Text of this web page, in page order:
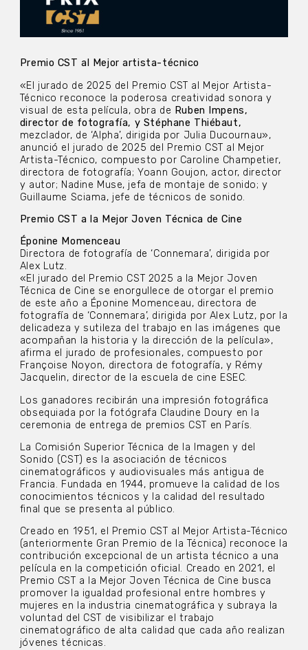
Premio CST al Mejor artista-técnico
«El jurado de 2025 del Premio CST al Mejor Artista-
Técnico reconoce la poderosa creatividad sonora y
visual de esta película, obra de Ruben Impens,
director de fotografía, y Stéphane Thiébaut,
mezclador, de ‘Alpha’, dirigida por Julia Ducournau»,
anunció el jurado de 2025 del Premio CST al Mejor
Artista-Técnico, compuesto por Caroline Champetier,
directora de fotografía; Yoann Goujon, actor, director
y autor; Nadine Muse, jefa de montaje de sonido; y
Guillaume Sciama, jefe de técnicos de sonido.
Premio CST a la Mejor Joven Técnica de Cine
Éponine Momenceau
Directora de fotografía de ‘Connemara’, dirigida por
Alex Lutz.
«El jurado del Premio CST 2025 a la Mejor Joven
Técnica de Cine se enorgullece de otorgar el premio
de este año a Éponine Momenceau, directora de
fotografía de ‘Connemara’, dirigida por Alex Lutz, por la
delicadeza y sutileza del trabajo en las imágenes que
acompañan la historia y la dirección de la película»,
afirma el jurado de profesionales, compuesto por
Françoise Noyon, directora de fotografía, y Rémy
Jacquelin, director de la escuela de cine ESEC.
Los ganadores recibirán una impresión fotográfica
obsequiada por la fotógrafa Claudine Doury en la
ceremonia de entrega de premios CST en París.
La Comisión Superior Técnica de la Imagen y del
Sonido (CST) es la asociación de técnicos
cinematográficos y audiovisuales más antigua de
Francia. Fundada en 1944, promueve la calidad de los
conocimientos técnicos y la calidad del resultado
final que se presenta al público.
Creado en 1951, el Premio CST al Mejor Artista-Técnico
(anteriormente Gran Premio de la Técnica) reconoce la
contribución excepcional de un artista técnico a una
película en la competición oficial. Creado en 2021, el
Premio CST a la Mejor Joven Técnica de Cine busca
promover la igualdad profesional entre hombres y
mujeres en la industria cinematográfica y subraya la
voluntad del CST de visibilizar el trabajo
cinematográfico de alta calidad que cada año realizan
jóvenes técnicas.